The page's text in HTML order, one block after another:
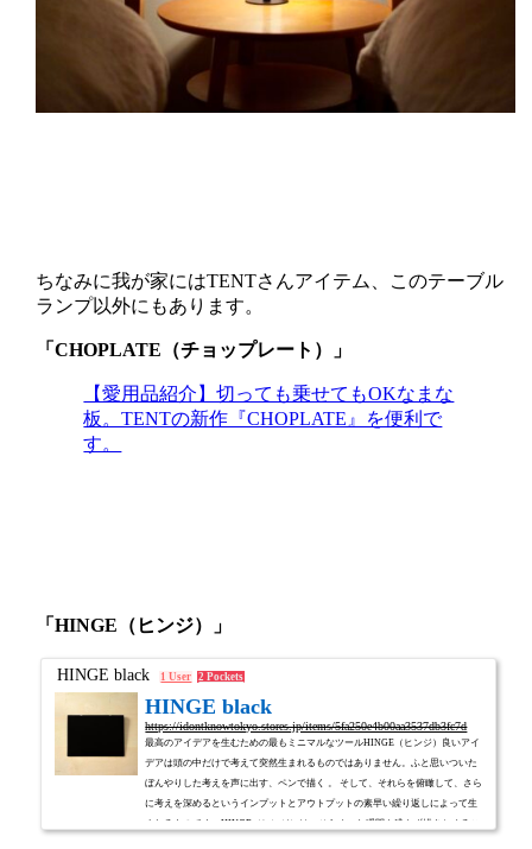
ちなみに我が家にはTENTさんアイテム、このテーブル
ランプ以外にもあります。
「CHOPLATE（チョップレート）」
【愛用品紹介】切っても乗せてもOKなまな
板。TENTの新作『CHOPLATE』を便利で
す。
「HINGE（ヒンジ）」
HINGE black 1 User 2 Pockets
HINGE black
https://idontknowtokyo.stores.jp/items/5fa250e4b00aa3537db3fc7d
最高のアイデアを生むための最もミニマルなツールHINGE（ヒンジ）良いアイ
デアは頭の中だけで考えて突然生まれるものではありません。ふと思いついた
ぼんやりした考えを声に出す、ペンで描く 。 そして、それらを俯瞰して、さら
に考えを深めるというインプットとアウトプットの素早い繰り返しによって生
まれるものです。HINGE（ヒンジ）は、ひらめいた瞬間を逃さず描きとめるこ